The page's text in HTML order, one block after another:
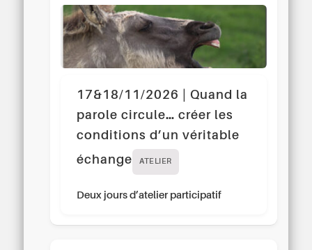
17&18/11/2026 | Quand la
parole circule… créer les
conditions d’un véritable
échange
ATELIER
Deux jours d’atelier participatif